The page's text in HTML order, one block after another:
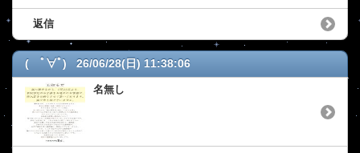
返信
( ﾟ∀ﾟ) 26/06/28(日) 11:38:06
名無し